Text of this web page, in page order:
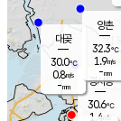
경서동
30.6℃
1.4 m/s
대곶
30.0℃
0.8m/s
-mm
양촌
32.3℃
1.9m/s
-mm